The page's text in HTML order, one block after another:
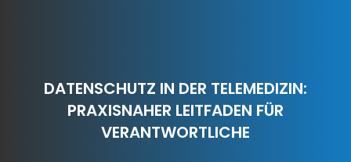
DATENSCHUTZ IN DER TELEMEDIZIN:
PRAXISNAHER LEITFADEN FÜR
VERANTWORTLICHE